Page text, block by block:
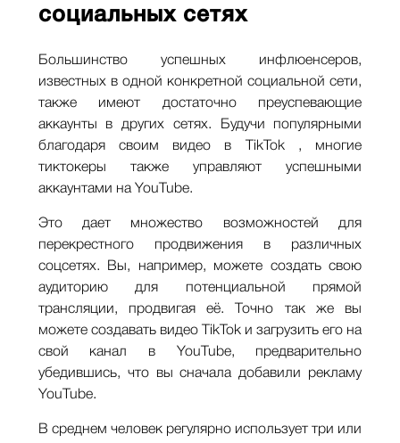
социальных сетях
Большинство успешных инфлюенсеров,
известных в одной конкретной социальной сети,
также имеют достаточно преуспевающие
аккаунты в других сетях. Будучи популярными
благодаря своим видео в TikTok , многие
тиктокеры также управляют успешными
аккаунтами на YouTube.
Это дает множество возможностей для
перекрестного продвижения в различных
соцсетях. Вы, например, можете создать свою
аудиторию для потенциальной прямой
трансляции, продвигая её. Точно так же вы
можете создавать видео TikTok и загрузить его на
свой канал в YouTube, предварительно
убедившись, что вы сначала добавили рекламу
YouTube.
В среднем человек регулярно использует три или